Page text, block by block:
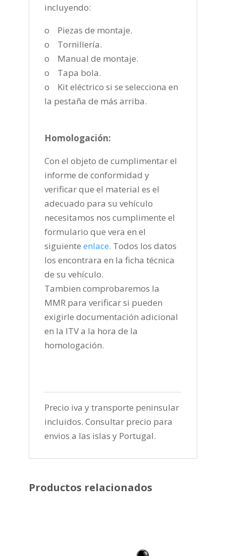
incluyendo:
o Piezas de montaje.
o Tornillería.
o Manual de montaje.
o Tapa bola.
o Kit eléctrico si se selecciona en
la pestaña de más arriba.
Homologación:
Con el objeto de cumplimentar el
informe de conformidad y
verificar que el material es el
adecuado para su vehículo
necesitamos nos cumplimente el
formulario que vera en el
siguiente enlace. Todos los datos
los encontrara en la ficha técnica
de su vehículo.
Tambien comprobaremos la
MMR para verificar si pueden
exigirle documentación adicional
en la ITV a la hora de la
homologación.
Precio iva y transporte peninsular
incluidos. Consultar precio para
envios a las islas y Portugal.
Productos relacionados